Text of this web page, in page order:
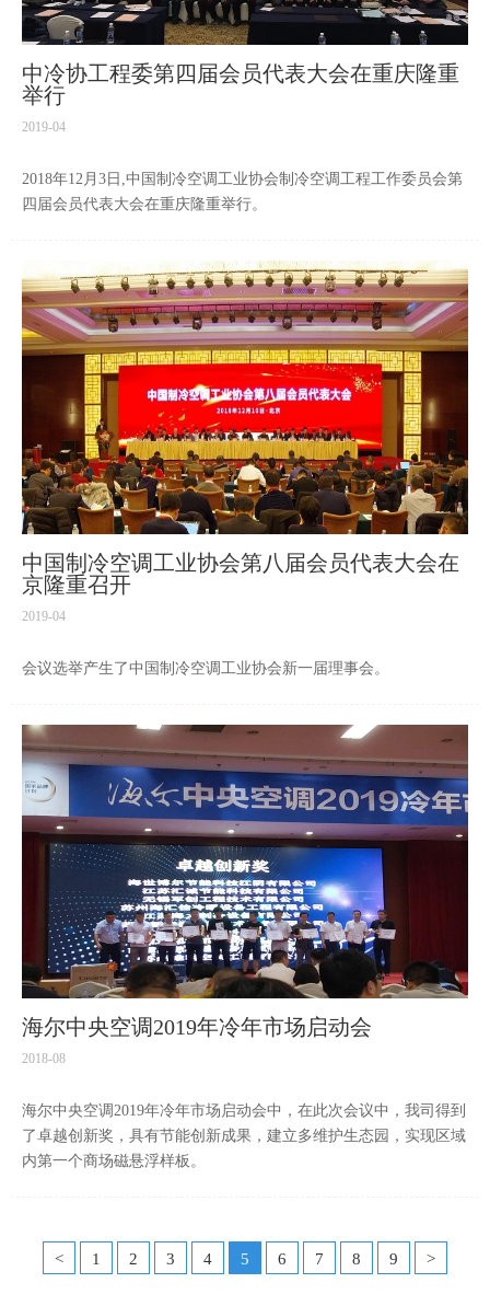
中冷协工程委第四届会员代表大会在重庆隆重
举行
2019-04
2018年12月3日,中国制冷空调工业协会制冷空调工程工作委员会第
四届会员代表大会在重庆隆重举行。
中国制冷空调工业协会第八届会员代表大会在
京隆重召开
2019-04
会议选举产生了中国制冷空调工业协会新一届理事会。
海尔中央空调2019年冷年市场启动会
2018-08
海尔中央空调2019年冷年市场启动会中，在此次会议中，我司得到
了卓越创新奖，具有节能创新成果，建立多维护生态园，实现区域
内第一个商场磁悬浮样板。
< 1 2 3 4 5 6 7 8 9 >